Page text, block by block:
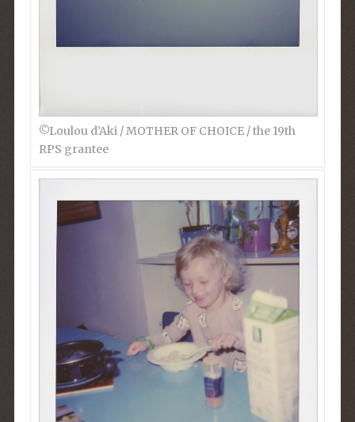
©︎Loulou d’Aki / MOTHER OF CHOICE / the 19th
RPS grantee